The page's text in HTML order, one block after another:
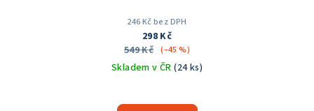
246 Kč bez DPH
298 Kč
549 Kč (–45 %)
Skladem v ČR(24 ks)
hodnocení